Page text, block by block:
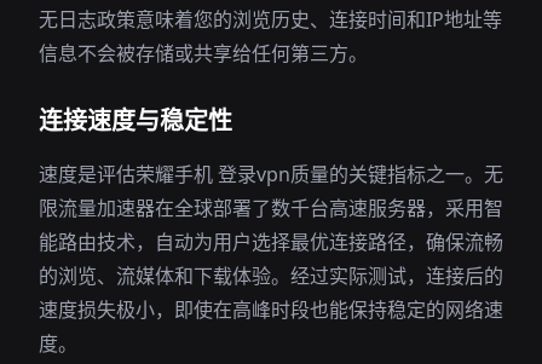
无日志政策意味着您的浏览历史、连接时间和IP地址等
信息不会被存储或共享给任何第三方。
连接速度与稳定性
速度是评估荣耀手机 登录vpn质量的关键指标之一。无
限流量加速器在全球部署了数千台高速服务器，采用智
能路由技术，自动为用户选择最优连接路径，确保流畅
的浏览、流媒体和下载体验。经过实际测试，连接后的
速度损失极小，即使在高峰时段也能保持稳定的网络速
度。